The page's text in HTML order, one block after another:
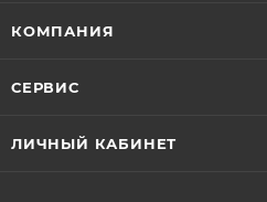
КОМПАНИЯ
СЕРВИС
ЛИЧНЫЙ КАБИНЕТ